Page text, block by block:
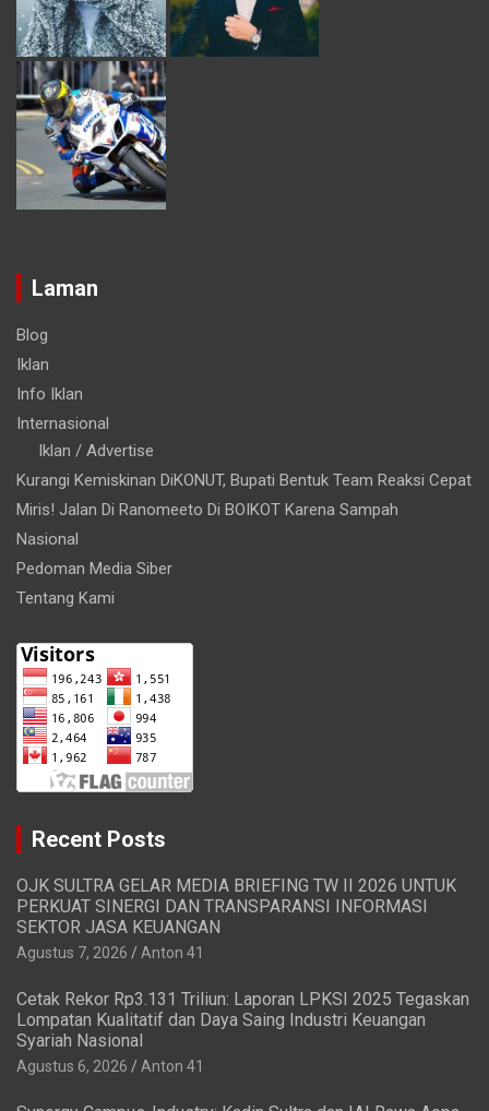
Laman
Blog
Iklan
Info Iklan
Internasional
Iklan / Advertise
Kurangi Kemiskinan DiKONUT, Bupati Bentuk Team Reaksi Cepat
Miris! Jalan Di Ranomeeto Di BOIKOT Karena Sampah
Nasional
Pedoman Media Siber
Tentang Kami
Recent Posts
OJK SULTRA GELAR MEDIA BRIEFING TW II 2026 UNTUK
PERKUAT SINERGI DAN TRANSPARANSI INFORMASI
SEKTOR JASA KEUANGAN
Agustus 7, 2026 Anton 41
Cetak Rekor Rp3.131 Triliun: Laporan LPKSI 2025 Tegaskan
Lompatan Kualitatif dan Daya Saing Industri Keuangan
Syariah Nasional
Agustus 6, 2026 Anton 41